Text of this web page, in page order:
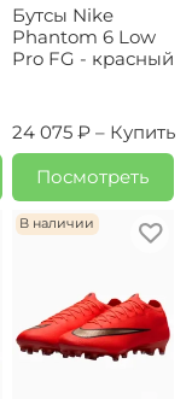
Бутсы Nike
Phantom 6 Low
Pro FG - красный
24 075 ₽ – Купить
Посмотреть
В наличии